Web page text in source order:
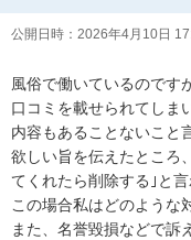
公開日時： 2026年4月10日
風俗で働いているのです
口コミを載せられてしま
内容もあることないこと
欲しい旨を伝えたところ
てくれたら削除する｣と言
この場合私はどのような
また、名誉毀損などで訴